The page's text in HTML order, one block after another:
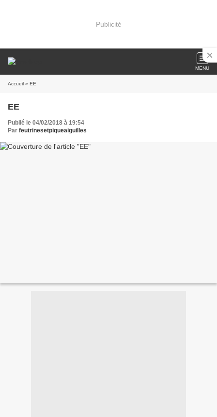
Publicité
MENU
Accueil » EE
EE
Publié le 04/02/2018 à 19:54
Par feutrinesetpiqueaiguilles